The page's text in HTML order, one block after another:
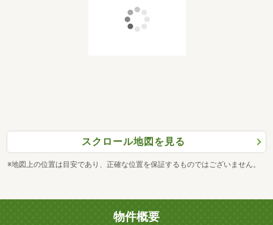
スクロール地図を見る
※地図上の位置は目安であり、正確な位置を保証するものではございません。
物件概要